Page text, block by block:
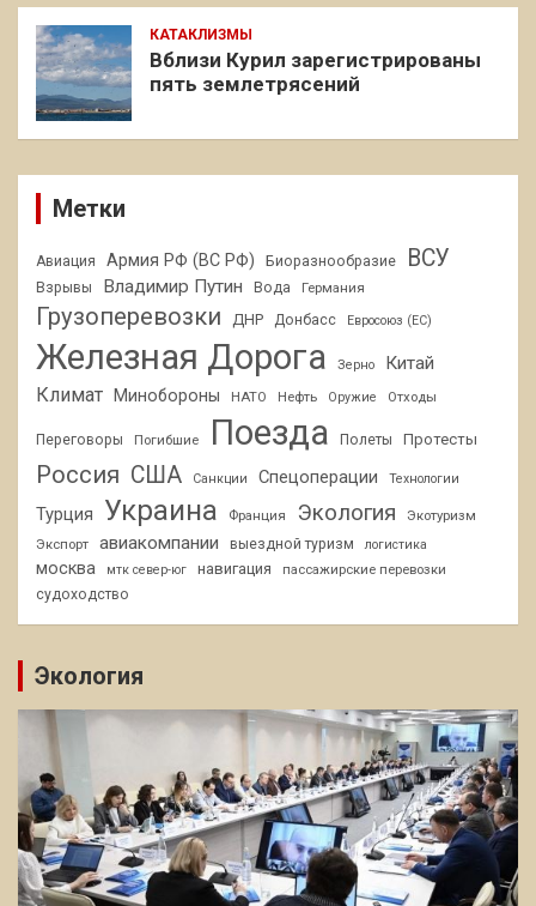
КАТАКЛИЗМЫ
Вблизи Курил зарегистрированы
пять землетрясений
Метки
Авиация Армия РФ (ВС РФ) Биоразнообразие ВСУ
Взрывы Владимир Путин Вода Германия
Грузоперевозки ДНР Донбасс Евросоюз (ЕС)
Железная Дорога Зерно Китай
Климат Минобороны НАТО Нефть Оружие Отходы
Переговоры Погибшие Поезда Полеты Протесты
Россия США Санкции Спецоперации Технологии
Турция Украина Франция Экология
Экотуризм
Экспорт
авиакомпании выездной туризм логистика
москва мтк север-юг навигация
пассажирские перевозки
судоходство
Экология